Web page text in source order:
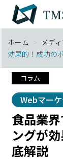
ホーム > メデ
効果的！成功の
コラム
Webマー
食品業
ングが
底解説